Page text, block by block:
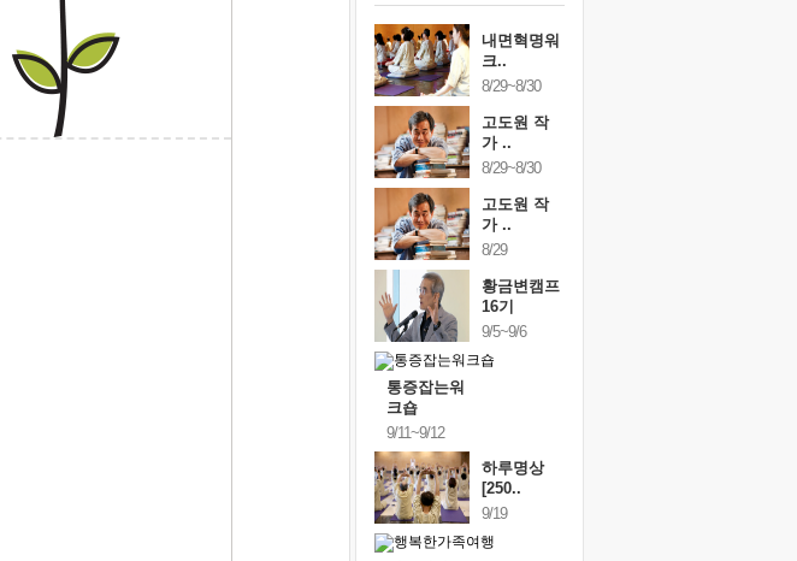
내면혁명워
크..
8/29~8/30
고도원 작
가 ..
8/29~8/30
고도원 작
가 ..
8/29
황금변캠프
16기
9/5~9/6
통증잡는워
크숍
9/11~9/12
하루명상
[250..
9/19